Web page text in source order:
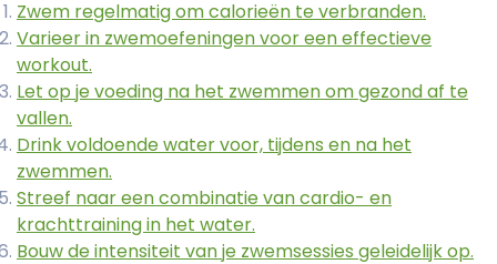
Zwem regelmatig om calorieën te verbranden.
Varieer in zwemoefeningen voor een effectieve
workout.
Let op je voeding na het zwemmen om gezond af te
vallen.
Drink voldoende water voor, tijdens en na het
zwemmen.
Streef naar een combinatie van cardio- en
krachttraining in het water.
Bouw de intensiteit van je zwemsessies geleidelijk op.